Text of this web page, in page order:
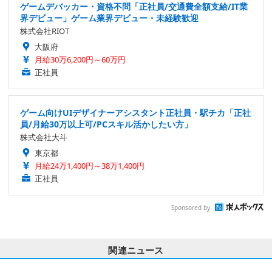
ゲームデバッカー・資格不問「正社員/交通費全額支給/IT業
界デビュー」ゲーム業界デビュー・未経験歓迎
株式会社RIOT
大阪府
月給30万6,200円～60万円
正社員
ゲーム向けUIデザイナーアシスタント正社員・駅チカ「正社
員/月給30万以上可/PCスキル活かしたい方」
株式会社大斗
東京都
月給24万1,400円～38万1,400円
正社員
Sponsored by
関連ニュース